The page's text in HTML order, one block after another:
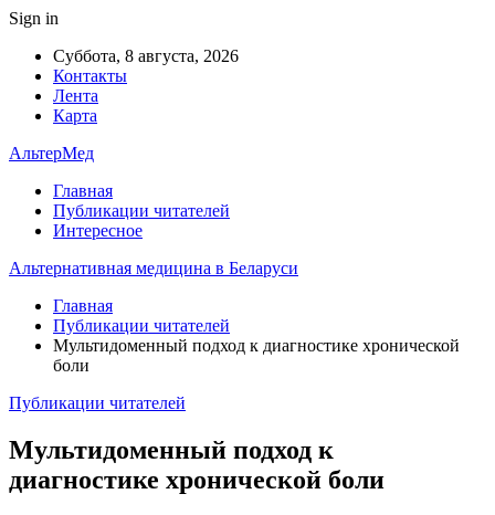
Sign in
Суббота, 8 августа, 2026
Контакты
Лента
Карта
АльтерМед
Главная
Публикации читателей
Интересное
Альтернативная медицина в Беларуси
Главная
Публикации читателей
Мультидоменный подход к диагностике хронической
боли
Публикации читателей
Мультидоменный подход к
диагностике хронической боли